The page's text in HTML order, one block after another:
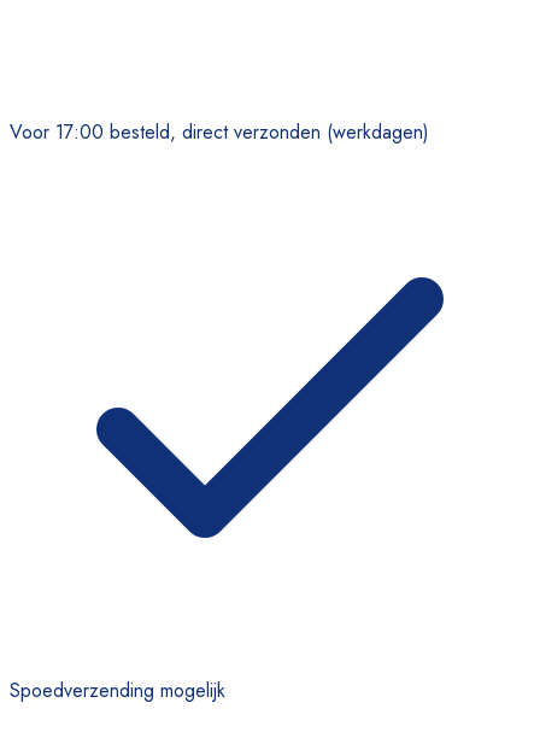
Voor 17:00 besteld, direct verzonden (werkdagen)
Spoedverzending mogelijk